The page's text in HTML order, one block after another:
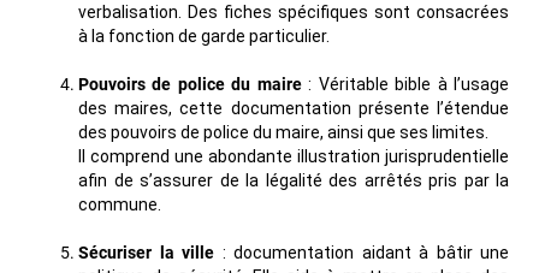
verbalisation. Des fiches spécifiques sont consacrées
à la fonction de garde particulier.
Pouvoirs de police du maire: Véritable bible à l’usage
des maires, cette documentation présente l’étendue
des pouvoirs de police du maire, ainsi que ses limites.
Il comprend une abondante illustration jurisprudentielle
afin de s’assurer de la légalité des arrêtés pris par la
commune.
Sécuriser la ville : documentation aidant à bâtir une